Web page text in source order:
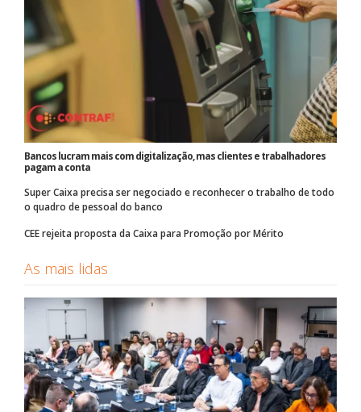
Bancos lucram mais com digitalização, mas clientes e trabalhadores
pagam a conta
Super Caixa precisa ser negociado e reconhecer o trabalho de todo
o quadro de pessoal do banco
CEE rejeita proposta da Caixa para Promoção por Mérito
As mais lidas